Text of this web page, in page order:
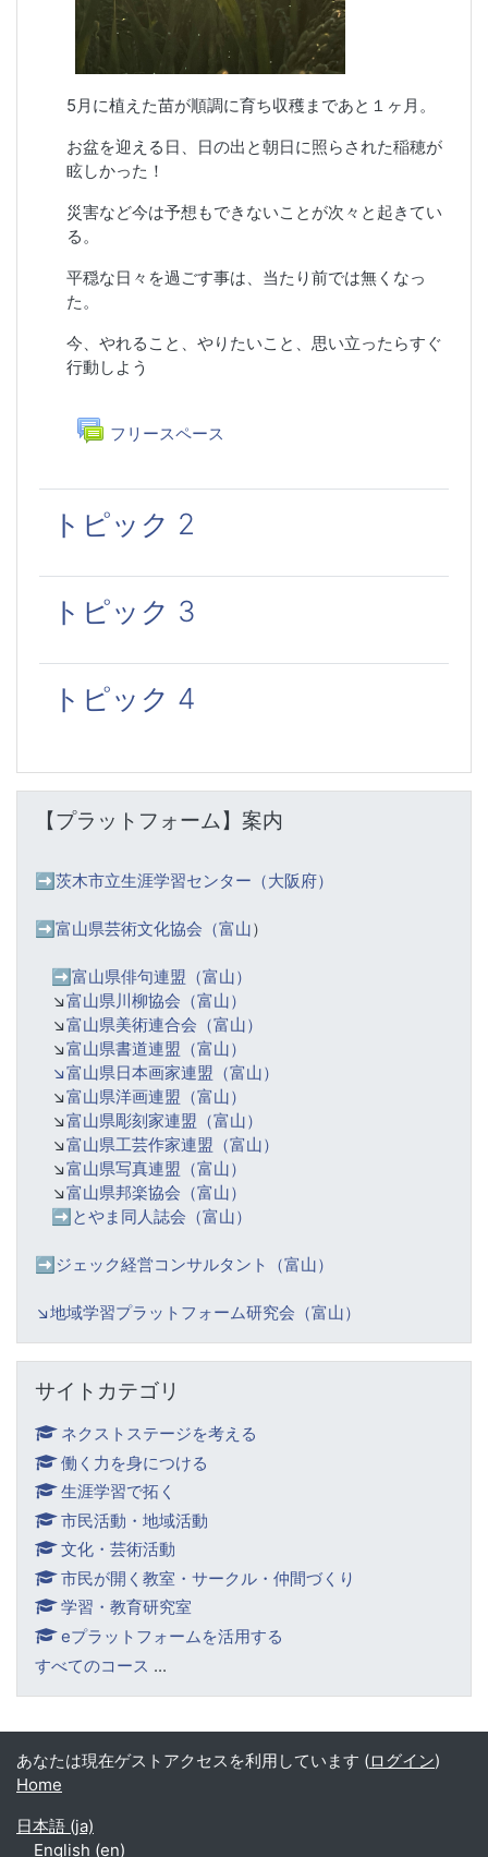
5月に植えた苗が順調に育ち収穫まであと１ヶ月。
お盆を迎える日、日の出と朝日に照らされた稲穂が
眩しかった！
災害など今は予想もできないことが次々と起きてい
る。
平穏な日々を過ごす事は、当たり前では無くなっ
た。
今、やれること、やりたいこと、思い立ったらすぐ
行動しよう
フリースペースフォーラム
トピック 2
トピック 3
トピック 4
【プラットフォーム】案内
➡️ 茨木市立生涯学習センター（大阪府）
➡️富山県芸術文化協会（富山）
➡️ 富山県俳句連盟（富山）
↘️富山県川柳協会（富山）
↘️富山県美術連合会（富山）
↘️富山県書道連盟（富山）
↘️富山県日本画家連盟（富山）
↘️富山県洋画連盟（富山）
↘️富山県彫刻家連盟（富山）
↘️富山県工芸作家連盟（富山）
↘️富山県写真連盟（富山）
↘️富山県邦楽協会（富山）
➡️ とやま同人誌会（富山）
➡️ジェック経営コンサルタント（富山）
↘️地域学習プラットフォーム研究会（富山）
サイトカテゴリ
ネクストステージを考える
働く力を身につける
生涯学習で拓く
市民活動・地域活動
文化・芸術活動
市民が開く教室・サークル・仲間づくり
学習・教育研究室
eプラットフォームを活用する
すべてのコース ...
あなたは現在ゲストアクセスを利用しています (ログイン)
Home
日本語 ‎(ja)‎
English ‎(en)‎